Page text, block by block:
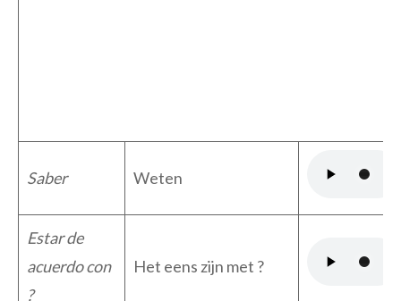
Saber Weten
Estar de
acuerdo con
?
Het eens zijn met ?